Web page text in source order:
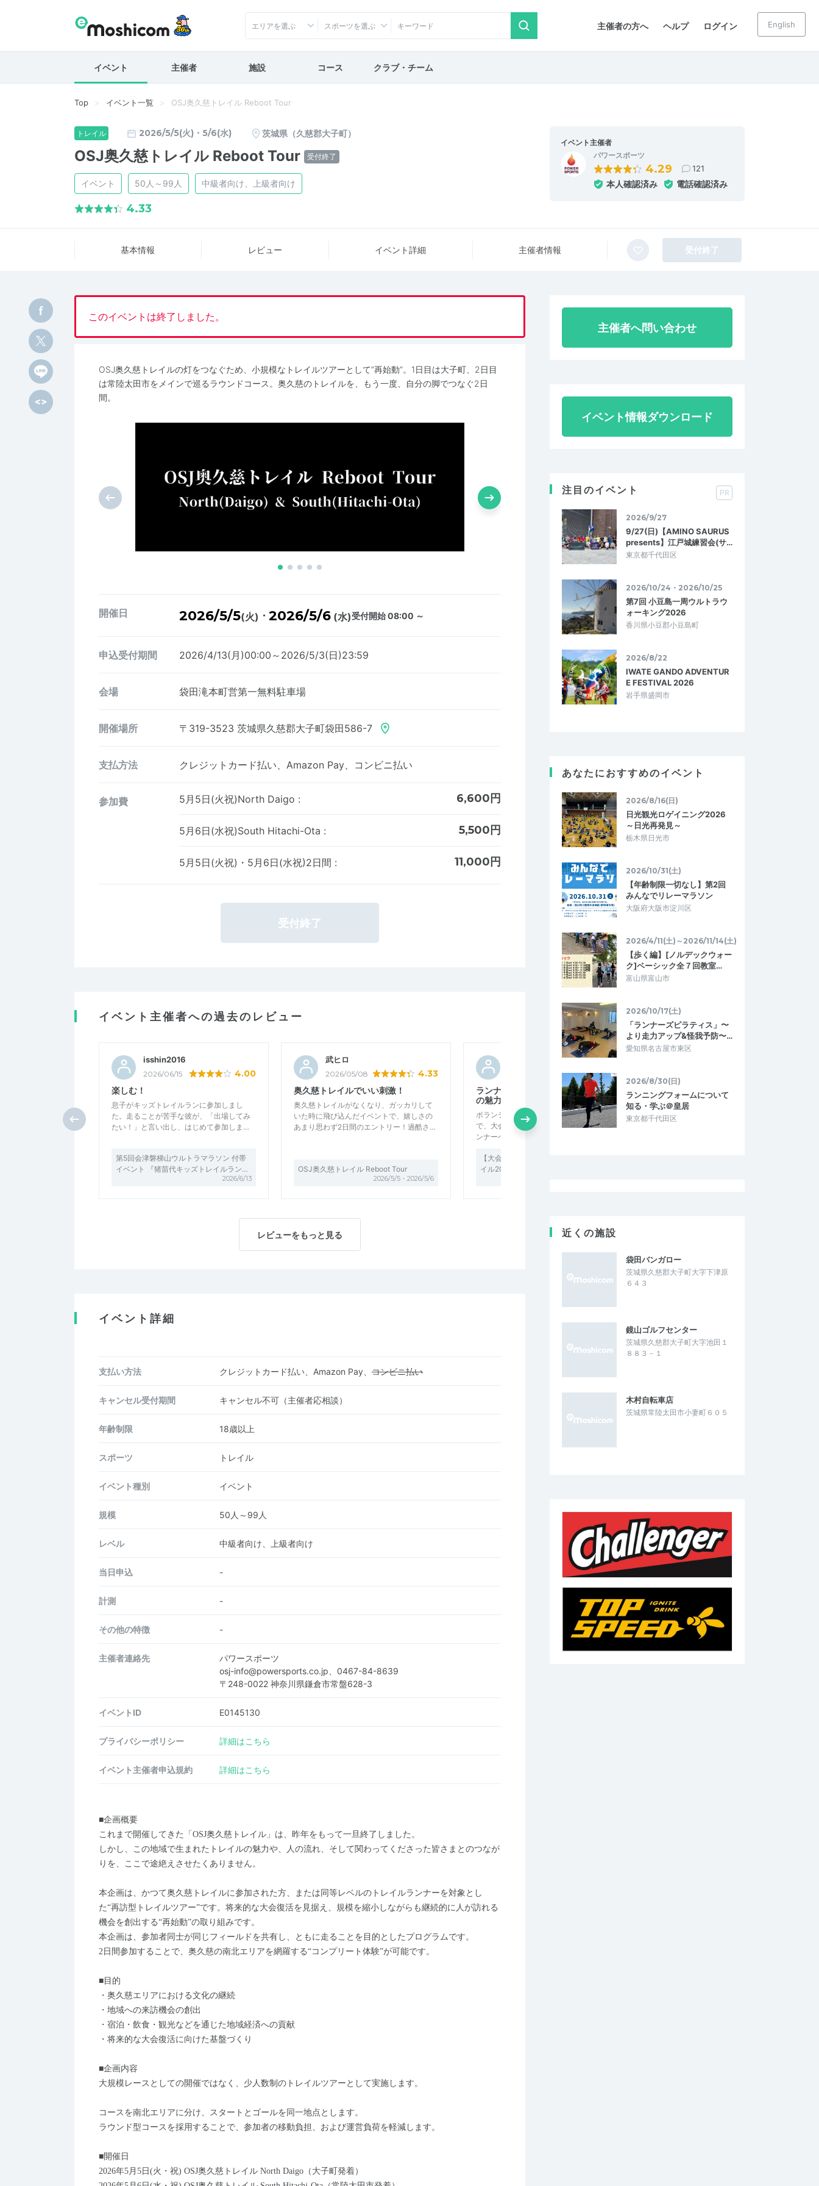
主催者の方へ ヘルプ ログイン
エリアを選ぶ スポーツを選ぶ English
イベント 主催者 施設 コース クラブ・チーム
Top イベント一覧 OSJ奥久慈トレイル Reboot Tour
トレイル 2026/5/5(火)・5/6(水) 茨城県（久慈郡大子町）
OSJ奥久慈トレイル Reboot Tour 受付終了
イベント 50人～99人 中級者向け、上級者向け
4.33
イベント主催者
パワースポーツ
4.29 121
本人確認済み 電話確認済み
基本情報 レビュー イベント詳細 主催者情報 受付終了
このイベントは終了しました。
OSJ奥久慈トレイルの灯をつなぐため、小規模なトレイルツアーとして”再始動”。1日目は大子町、2日目
は常陸太田市をメインで巡るラウンドコース。奥久慈のトレイルを、もう一度、自分の脚でつなぐ2日
間。
開催日 2026/5/5(火) ・ 2026/5/6 (水)受付開始 08:00 ～
申込受付期間 2026/4/13(月)00:00～2026/5/3(日)23:59
会場 袋田滝本町営第一無料駐車場
開催場所 〒319-3523 茨城県久慈郡大子町袋田586-7
支払方法 クレジットカード払い、Amazon Pay、コンビニ払い
参加費 5月5日(火祝)North Daigo : 6,600円
5月6日(水祝)South Hitachi-Ota : 5,500円
5月5日(火祝)・5月6日(水祝)2日間 : 11,000円
受付終了
イベント主催者への過去のレビュー
isshin2016
2026/06/15 4.00
楽しむ！
息子がキッズトレイルランに参加しまし
た。走ることが苦手な彼が、「出場してみ
たい！」と言い出し、はじめて参加しま…
第5回会津磐梯山ウルトラマラソン 付帯
イベント 『猪苗代キッズトレイルラン…
2026/6/13
武ヒロ
2026/05/08 4.33
奥久慈トレイルでいい刺激！
奥久慈トレイルがなくなり、ガッカリして
いた時に飛び込んだイベントで、嬉しさの
あまり思わず2日間のエントリー！過酷さ…
OSJ奥久慈トレイル Reboot Tour
2026/5/5・2026/5/6
4.33
ランナーを支えるボランティア体験
の魅力
ボランティアとして大会に参加すること
で、大会運営の準備などを学ぶと共に、ラ
ンナーへのサポートの有難みを体験する…
【大会ボランティア募集】OSJ新城トレ
イル2026
正しい返金処理を速やかにして下さ
い
バーティカル1.5kmの部が人数不足で中止に
レビューをもっと見る
イベント詳細
支払い方法 クレジットカード払い、Amazon Pay、 コンビニ払い
キャンセル受付期間 キャンセル不可（主催者応相談）
年齢制限 18歳以上
スポーツ トレイル
イベント種別 イベント
規模 50人～99人
レベル 中級者向け、上級者向け
当日申込 -
計測 -
その他の特徴 -
主催者連絡先
パワースポーツ
osj-info@powersports.co.jp、0467-84-8639
〒248-0022 神奈川県鎌倉市常盤628-3
イベントID E0145130
プライバシーポリシー 詳細はこちら
イベント主催者申込規約 詳細はこちら
■企画概要
これまで開催してきた「OSJ奥久慈トレイル」は、昨年をもって一旦終了しました。
しかし、この地域で生まれたトレイルの魅力や、人の流れ、そして関わってくださった皆さまとのつなが
りを、ここで途絶えさせたくありません。
本企画は、かつて奥久慈トレイルに参加された方、または同等レベルのトレイルランナーを対象とし
た“再訪型トレイルツアー”です。将来的な大会復活を見据え、規模を縮小しながらも継続的に人が訪れる
機会を創出する“再始動”の取り組みです。
本企画は、参加者同士が同じフィールドを共有し、ともに走ることを目的としたプログラムです。
2日間参加することで、奥久慈の南北エリアを網羅する“コンプリート体験”が可能です。
■目的
・奥久慈エリアにおける文化の継続
・地域への来訪機会の創出
・宿泊・飲食・観光などを通じた地域経済への貢献
・将来的な大会復活に向けた基盤づくり
■企画内容
大規模レースとしての開催ではなく、少人数制のトレイルツアーとして実施します。
コースを南北エリアに分け、スタートとゴールを同一地点とします。
ラウンド型コースを採用することで、参加者の移動負担、および運営負荷を軽減します。
■開催日
2026年5月5日(火・祝) OSJ奥久慈トレイル North Daigo（大子町発着）
主催者へ問い合わせ
イベント情報ダウンロード
注目のイベント PR
2026/9/27
9/27(日)【AMINO SAURUS
presents】江戸城練習会(サ…
東京都千代田区
2026/10/24・2026/10/25
第7回 小豆島一周ウルトラウ
ォーキング2026
香川県小豆郡小豆島町
2026/8/22
IWATE GANDO ADVENTUR
E FESTIVAL 2026
岩手県盛岡市
あなたにおすすめのイベント
2026/8/16(日)
日光観光ロゲイニング2026
～日光再発見～
栃木県日光市
2026/10/31(土)
【年齢制限一切なし】第2回
みんなでリレーマラソン
大阪府大阪市淀川区
2026/4/11(土)～2026/11/14(土)
【歩く編】[ノルデックウォー
ク]ベーシック全７回教室…
富山県富山市
2026/10/17(土)
「ランナーズピラティス」〜
より走力アップ&怪我予防〜…
愛知県名古屋市東区
2026/8/30(日)
ランニングフォームについて
知る・学ぶ＠皇居
東京都千代田区
近くの施設
袋田バンガロー
茨城県久慈郡大子町大字下津原
６４３
鏡山ゴルフセンター
茨城県久慈郡大子町大字池田１
８８３－１
木村自転車店
茨城県常陸太田市小妻町６０５